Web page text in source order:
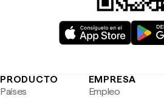
PRODUCTO
Países
EMPRESA
Empleo